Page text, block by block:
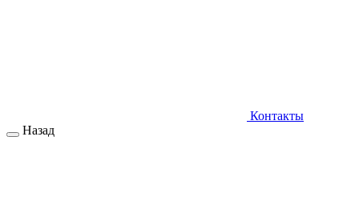
Контакты
Назад